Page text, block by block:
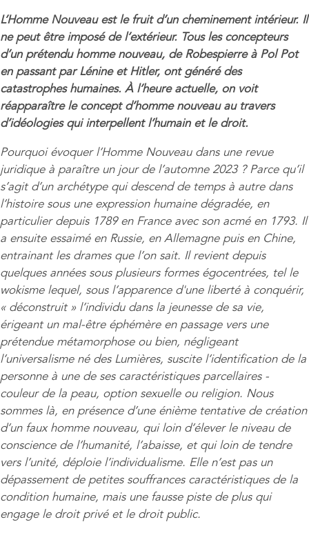
L’Homme Nouveau est le fruit d’un cheminement intérieur. Il
ne peut être imposé de l’extérieur. Tous les concepteurs
d’un prétendu homme nouveau, de Robespierre à Pol Pot
en passant par Lénine et Hitler, ont généré des
catastrophes humaines. À l’heure actuelle, on voit
réapparaître le concept d’homme nouveau au travers
d’idéologies qui interpellent l’humain et le droit.
Pourquoi évoquer l’Homme Nouveau dans une revue
juridique à paraître un jour de l’automne 2023 ? Parce qu’il
s’agit d’un archétype qui descend de temps à autre dans
l’histoire sous une expression humaine dégradée, en
particulier depuis 1789 en France avec son acmé en 1793. Il
a ensuite essaimé en Russie, en Allemagne puis en Chine,
entrainant les drames que l’on sait. Il revient depuis
quelques années sous plusieurs formes égocentrées, tel le
wokisme lequel, sous l’apparence d'une liberté à conquérir,
« déconstruit » l’individu dans la jeunesse de sa vie,
érigeant un mal-être éphémère en passage vers une
prétendue métamorphose ou bien, négligeant
l’universalisme né des Lumières, suscite l’identification de la
personne à une de ses caractéristiques parcellaires -
couleur de la peau, option sexuelle ou religion. Nous
sommes là, en présence d’une énième tentative de création
d’un faux homme nouveau, qui loin d’élever le niveau de
conscience de l’humanité, l’abaisse, et qui loin de tendre
vers l’unité, déploie l’individualisme. Elle n’est pas un
dépassement de petites souffrances caractéristiques de la
condition humaine, mais une fausse piste de plus qui
engage le droit privé et le droit public.